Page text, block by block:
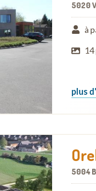
5020
à
plus
5004